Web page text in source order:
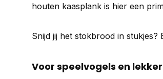
houten kaasplank is hier een
Snijd jij het stokbrood in stukjes?
Voor speelvogels en